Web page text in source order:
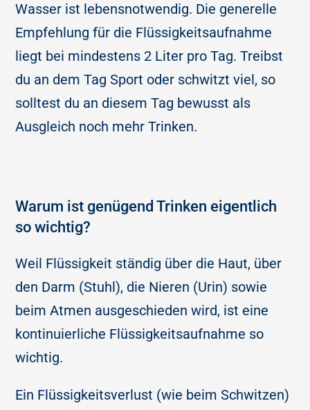
Wasser ist lebensnotwendig. Die generelle
Empfehlung für die Flüssigkeitsaufnahme
liegt bei mindestens 2 Liter pro Tag. Treibst
du an dem Tag Sport oder schwitzt viel, so
solltest du an diesem Tag bewusst als
Ausgleich noch mehr Trinken.
Warum ist genügend Trinken eigentlich
so wichtig?
Weil Flüssigkeit ständig über die Haut, über
den Darm (Stuhl), die Nieren (Urin) sowie
beim Atmen ausgeschieden wird, ist eine
kontinuierliche Flüssigkeitsaufnahme so
wichtig.
Ein Flüssigkeitsverlust (wie beim Schwitzen)